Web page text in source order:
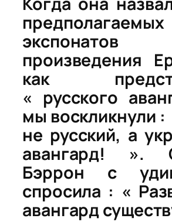
предполагаемых
экспонатов
произведения
как
« русского
мы воскликнули
не русский, а
авангард! ».
Бэррон с
спросила : «
авангард